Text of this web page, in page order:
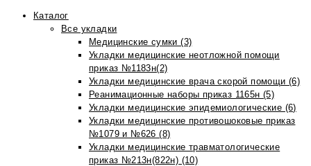
Каталог
Все укладки
Медицинские сумки (3)
Укладки медицинские неотложной помощи
приказ №1183н(2)
Укладки медицинские врача скорой помощи (6)
Реанимационные наборы приказ 1165н (5)
Укладки медицинские эпидемиологические (6)
Укладки медицинские противошоковые приказ
№1079 и №626 (8)
Укладки медицинские травматологические
приказ №213н(822н) (10)